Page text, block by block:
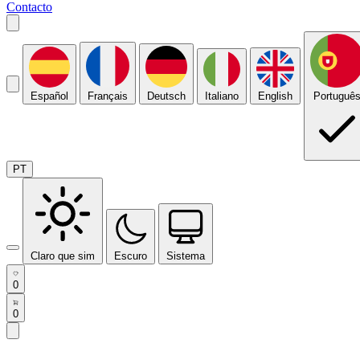
Contacto
Español Français Deutsch Italiano English Português
PT
Claro que sim Escuro Sistema
0
0